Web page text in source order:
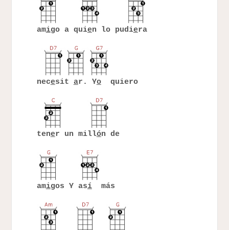
amigo a quien lo pudiera
necesit ar. Yoquiero
tener un millón de
amigos Y asímás